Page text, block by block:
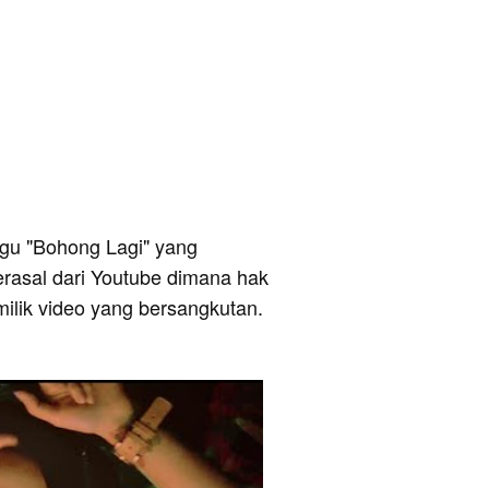
"Bohong Lagi" yang
dari Youtube dimana hak
video yang bersangkutan.